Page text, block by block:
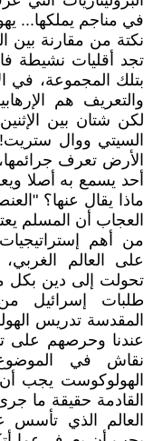
في مناجم يملكها...
نكتة من مقارنة بين
تجد أقليات نشيطة
بتلك المجموعة، في
والتعريف هم
لكن شتان بين
السيتي ووال
الأرض تعرف
أحد يسمع به أصلا
ماذا يقال عنها؟
العجاب أن المسلم
من أهم
على العالم
تحولت إلى دين بكل
طلبات إسرائيل
المقدسة تدريس
عندنا وحرصهم على
نقاش في
الهولوكوست يجب أن
القادمة حقيقة ما
العالم الذي